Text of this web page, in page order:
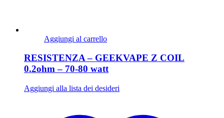
Aggiungi al carrello
RESISTENZA – GEEKVAPE Z COIL
0.2ohm – 70-80 watt
Aggiungi alla lista dei desideri